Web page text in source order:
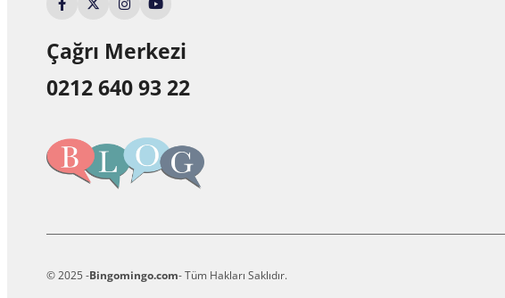
Çağrı Merkezi
0212 640 93 22
© 2025 -Bingomingo.com- Tüm Hakları Saklıdır.